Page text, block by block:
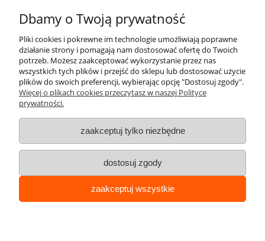
Pomoc
Informacje
O nas
Dbamy o Twoją prywatność
Pliki cookies i pokrewne im technologie umożliwiają poprawne
działanie strony i pomagają nam dostosować ofertę do Twoich
potrzeb. Możesz zaakceptować wykorzystanie przez nas
wszystkich tych plików i przejść do sklepu lub dostosować użycie
plików do swoich preferencji, wybierając opcję "Dostosuj zgody".
Więcej o plikach cookies przeczytasz w naszej Polityce
prywatności.
zaakceptuj tylko niezbędne
dostosuj zgody
zaakceptuj wszystkie